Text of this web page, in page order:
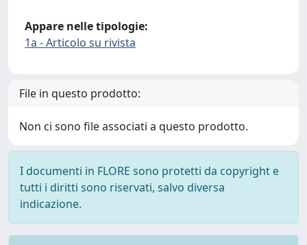
Appare nelle tipologie:
1a - Articolo su rivista
File in questo prodotto:
Non ci sono file associati a questo prodotto.
I documenti in FLORE sono protetti da copyright e
tutti i diritti sono riservati, salvo diversa
indicazione.